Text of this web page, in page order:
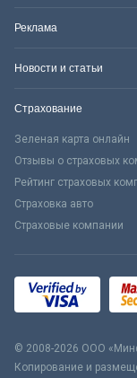
Реклама
Новости и статьи
Страхование
Зеленая карта онлайн
Отзывы о страховых
Рейтинг страховых
Страховка авто
Страховые компании
© 2008-2026 ООО
Копирование и